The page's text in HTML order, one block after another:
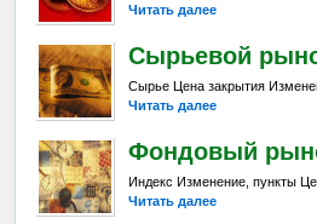
Читать далее
Сырьевой
Сырье Цена закрытия
Читать далее
Фондовый
Индекс Изменение, пункты
Читать далее